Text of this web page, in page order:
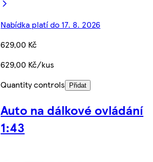
Nabídka platí do 17. 8. 2026
629,00 Kč
629,00 Kč/kus
Quantity controls
Přidat
Auto na dálkové ovládání
1:43